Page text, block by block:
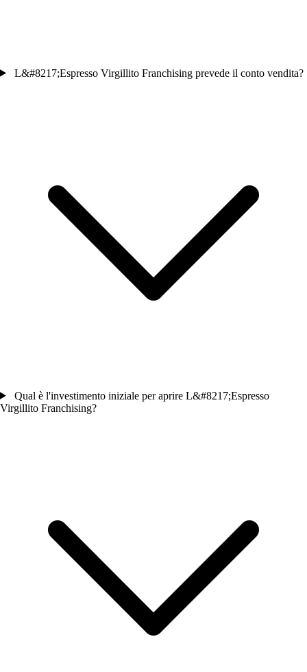
L&#8217;Espresso Virgillito Franchising prevede il conto vendita?
Qual è l'investimento iniziale per aprire L&#8217;Espresso
Virgillito Franchising?